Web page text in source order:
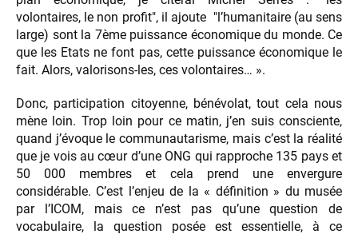
volontaires, le non profit", il ajoute "l’humanitaire (au sens
large) sont la 7ème puissance économique du monde. Ce
que les Etats ne font pas, cette puissance économique le
fait. Alors, valorisons-les, ces volontaires… ».
Donc, participation citoyenne, bénévolat, tout cela nous
mène loin. Trop loin pour ce matin, j’en suis consciente,
quand j’évoque le communautarisme, mais c’est la réalité
que je vois au cœur d’une ONG qui rapproche 135 pays et
50 000 membres et cela prend une envergure
considérable. C’est l’enjeu de la « définition » du musée
par l’ICOM, mais ce n’est pas qu’une question de
vocabulaire, la question posée est essentielle, à ce